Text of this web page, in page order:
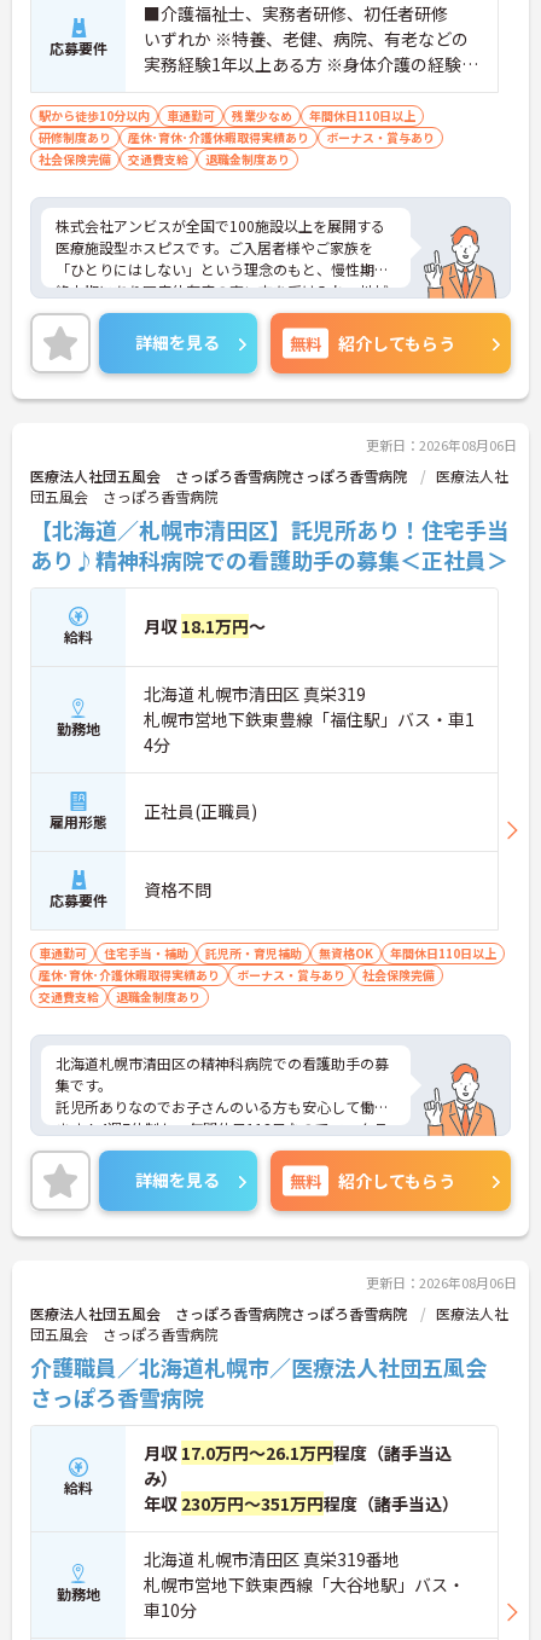
しやすく、初任者研修や実務者研修からでも着実に
専門性を高められます
＜残業月7時間以下で身体の負担を軽減！＞
・常勤で働くスタッフの比率が90パーセント以上と
高く、急なシフト変更や無理な長時間勤務が発生し
にくい人員体制です
・訪問スケジュールに沿って施設内でのケアを行う
ため、月平均の残業時間は5時間から7時間程度とか
なり少なめに抑えられます
・夜勤明けの翌日は原則としてお休みとなるシフト
編成が組まれており、しっかりと休息を取りながら
長期的な就業が可能です
＜評価制度でキャリアアップ＞
・介護福祉士や初任者研修などの資格や実務経験、
夜勤回数がしっかりと給与に反映されるためモチベ
ーションを維持できます
・年次を問わずリーダーや主任などのマネジメント
応募要件
■介護福祉士、実務者研修、初任者研修
いずれか ※特養、老健、病院、有老などの
実務経験1年以上ある方 ※身体介護の経験年
以上ある方、機械浴の使用の経験のある方
歓迎
駅から徒歩10分以内 車通勤可 残業少なめ
年間休日110日以上
研修制度あり
産休･育休･介護休暇取得実績あり
ボーナス・賞与あり
社会保険完備
交通費支給 退職金制度あり
株式会社アンビスが全国で100施設以上を展開する
医療施設型ホスピスです。ご入居者様やご家族を
「ひとりにはしない」という理念のもと、慢性期や
終末期にあり医療依存度の高い方を受け入れ、地域
医療を支える社会的意義の高い事業を推進していま
す。現場には看護師が24時間常駐しています。急変
時の対応や医療行為は看護師が担当するため、初任
者研修や実務者研修の方も食事介助や入浴介助など
の生活を支えるケアに専念できる環境です。多職種
連携の体制がしっかりと整っています。働き方の面
では、夜勤明けの翌日が原則として公休となるほ
か、月平均の残業時間も5時間から7時間程度とかな
り少なめです。常勤スタッフの比率が90パーセント
を超えているため急な勤務変更が発生しにくく、あ
らかじめ決められた訪問予定表に沿って規則正しく
働けます。入職後は現場スタッフによるお一人おひ
とりに合わせた個別のOJT研修が実施されます。eラ
ーニングも導入されており、多職種と連携しながら
専門性を着実に深めていける環境が用意されていま
★おすすめPOINT★
＜個別ＯＪＴとチーム連携で着実に成長！＞
・入職後はお一人おひとりの習熟度に合わせた個別
のＯＪＴ研修を実施し、ｅラーニングを用いた学習
の機会も提供されます
・施設内には看護師が24時間常駐しており、急変時
の対応や専門的な医療処置は看護師が担当するため
負担が減ります
・介護スタッフと看護スタッフの比率が1対1で相談
しやすく、初任者研修や実務者研修からでも着実に
＜残業月7時間以下で身体の負担を軽減！＞
・常勤で働くスタッフの比率が90パーセント以上と
高く、急なシフト変更や無理な長時間勤務が発生し
にくい人員体制です
・訪問スケジュールに沿って施設内でのケアを行う
ため、月平均の残業時間は5時間から7時間程度とか
なり少なめに抑えられます
・夜勤明けの翌日は原則としてお休みとなるシフト
編成が組まれており、しっかりと休息を取りながら
長期的な就業が可能です
＜評価制度でキャリアアップ＞
・介護福祉士や初任者研修などの資格や実務経験、
夜勤回数がしっかりと給与に反映されるためモチベ
詳細を見る 無料 紹介してもらう
更新日：2026年08月06日
医療法人社団五風会 さっぽろ香雪病院さっぽろ香雪病院
医療法人社
団五風会 さっぽろ香雪病院
【北海道／札幌市清田区】託児所あり！住宅手当
あり♪精神科病院での看護助手の募集＜正社員＞
給料 月収 18.1万円～
勤務地
北海道 札幌市清田区 真栄319
札幌市営地下鉄東豊線「福住駅」バス・車1
4分
雇用形態 正社員(正職員)
応募要件 資格不問
車通勤可 住宅手当・補助 託児所・育児補助 無資格OK
年間休日110日以上
産休･育休･介護休暇取得実績あり
ボーナス・賞与あり
社会保険完備
交通費支給
退職金制度あり
北海道札幌市清田区の精神科病院での看護助手の募
集です。
託児所ありなのでお子さんのいる方も安心して働け
ます！4週7休制かつ年間休日113日なのでワークラ
イフバランスを整えやすい環境でお仕事できます。
ご興味のある方は、面接のポイントをお伝えします
のでお気軽にお問い合せください。
詳細を見る 無料 紹介してもらう
更新日：2026年08月06日
医療法人社団五風会 さっぽろ香雪病院さっぽろ香雪病院
医療法人社
団五風会 さっぽろ香雪病院
介護職員／北海道札幌市／医療法人社団五風会
さっぽろ香雪病院
給料
月収 17.0万円～26.1万円程度（諸手当込
み）
年収 230万円～351万円程度（諸手当込）
勤務地
北海道 札幌市清田区 真栄319番地
札幌市営地下鉄東西線「大谷地駅」バス・
車10分